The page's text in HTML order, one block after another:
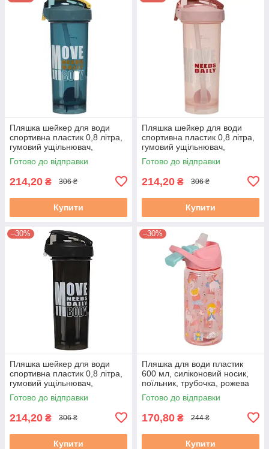
Пляшка шейкер для води
спортивна пластик 0,8 літра,
гумовий ущільнювач,
трубочка + вінчик, синя
Готово до відправки
214,20 ₴ 306 ₴
Купити
Пляшка шейкер для води
спортивна пластик 0,8 літра,
гумовий ущільнювач,
трубочка + вінчик, рожева
Готово до відправки
214,20 ₴ 306 ₴
Купити
–30%
Пляшка шейкер для води
спортивна пластик 0,8 літра,
гумовий ущільнювач,
трубочка + вінчик, чорна
Готово до відправки
214,20 ₴ 306 ₴
Купити
–30%
Пляшка для води пластик
600 мл, силіконовий носик,
поїльник, трубочка, рожева
Готово до відправки
170,80 ₴ 244 ₴
Купити